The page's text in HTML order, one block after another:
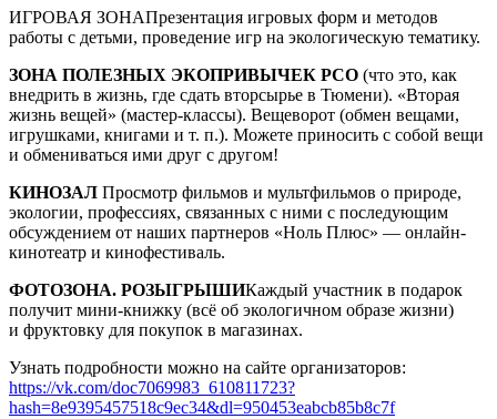
ИГРОВАЯ ЗОНАПрезентация игровых форм и методов
работы с детьми, проведение игр на экологическую тематику.
ЗОНА ПОЛЕЗНЫХ ЭКОПРИВЫЧЕК РСО (что это, как
внедрить в жизнь, где сдать вторсырье в Тюмени). «Вторая
жизнь вещей» (мастер-классы). Вещеворот (обмен вещами,
игрушками, книгами и т. п.). Можете приносить с собой вещи
и обмениваться ими друг с другом!
КИНОЗАЛ Просмотр фильмов и мультфильмов о природе,
экологии, профессиях, связанных с ними с последующим
обсуждением от наших партнеров «Ноль Плюс» — онлайн-
кинотеатр и кинофестиваль.
ФОТОЗОНА. РОЗЫГРЫШИКаждый участник в подарок
получит мини-книжку (всё об экологичном образе жизни)
и фруктовку для покупок в магазинах.
Узнать подробности можно на сайте организаторов:
https://vk.com/doc7069983_610811723?
hash=8e9395457518c9ec34&dl=950453eabcb85b8c7f